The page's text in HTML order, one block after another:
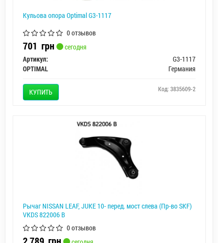
Кульова опора Optimal G3-1117
0 отзывов
701 грн
сегодня
Артикул:
G3-1117
OPTIMAL
Германия
КУПИТЬ Код: 3835609-2
Рычаг NISSAN LEAF, JUKE 10- перед. мост слева (Пр-во SKF)
VKDS 822006 B
0 отзывов